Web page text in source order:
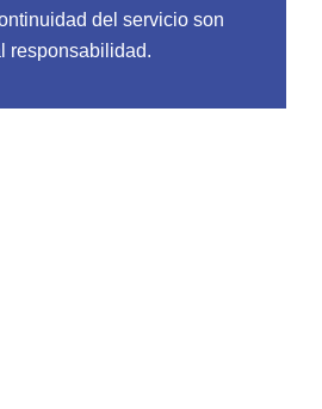
del servicio son
responsabilidad.